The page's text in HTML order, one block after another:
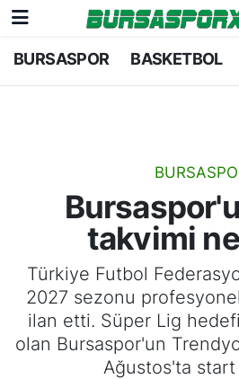
BURSASPOR BASKETBOL
takvimi
Türkiye Futbol
2027 sezonu profesyonel
ilan etti. Süper Lig
olan Bursaspor'un
Ağustos'ta start
Bursaspor
Bursa Amatör
Hentbol
Voleybol
Genel
Bursa Nöbetçi Eczaneler
Bursa Trafik Yoğunluk
TFF 2.Lig Kırmızı Grup
Tüm Manşetler
Son Dakika Haberleri